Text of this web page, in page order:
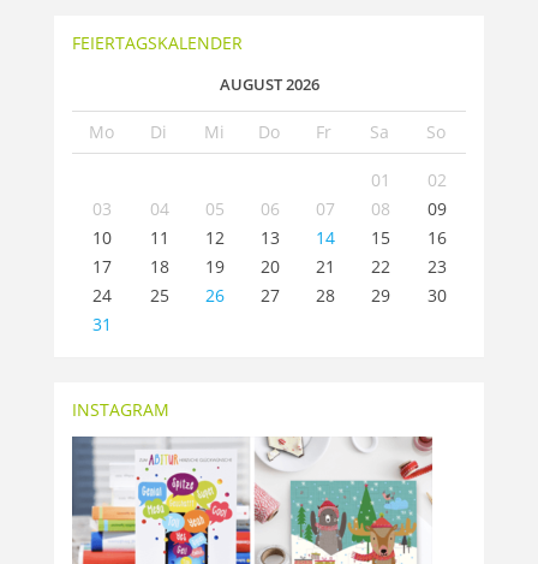
FEIERTAGSKALENDER
AUGUST 2026
Mo Di Mi Do Fr Sa So
01
02
03
04 05 06 07 08
09
10
11 12 13 14 15
16
17
18 19 20 21 22
23
24
25 26 27 28 29
30
31
INSTAGRAM